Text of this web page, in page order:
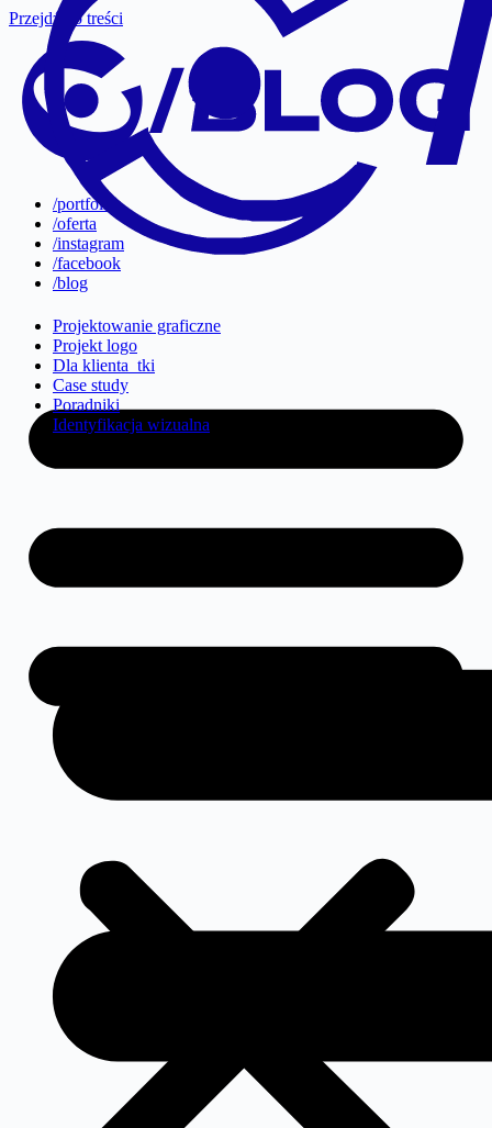
Przejdź do treści
/portfolio
/oferta
/instagram
/facebook
/blog
Projektowanie graficzne
Projekt logo
Dla klienta_tki
Case study
Poradniki
Identyfikacja wizualna